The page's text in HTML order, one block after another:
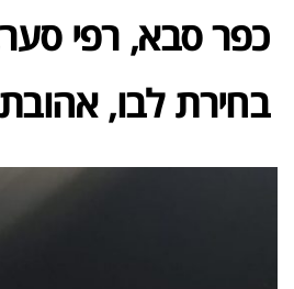
כפר סבא, רפי
בחירת לבו,